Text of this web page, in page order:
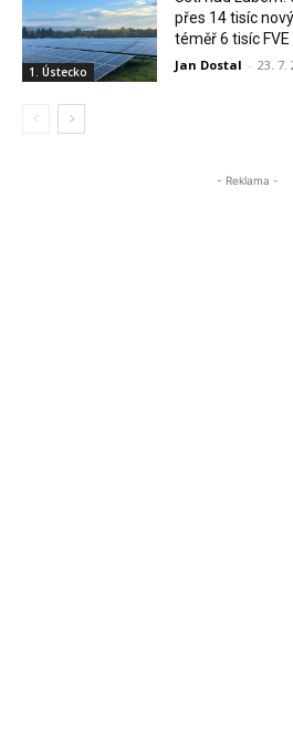
1. Ústecko
přes 14 tisíc
téměř 6 tisíc FVE
Jan Dostal - 23. 7.
- Reklama -